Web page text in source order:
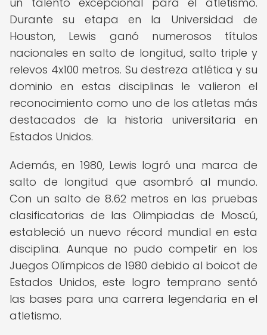
Durante su etapa en la Universidad de
Houston, Lewis ganó numerosos títulos
nacionales en salto de longitud, salto triple y
relevos 4x100 metros. Su destreza atlética y su
dominio en estas disciplinas le valieron el
reconocimiento como uno de los atletas más
destacados de la historia universitaria en
Estados Unidos.
Además, en 1980, Lewis logró una marca de
salto de longitud que asombró al mundo.
Con un salto de 8.62 metros en las pruebas
clasificatorias de las Olimpiadas de Moscú,
estableció un nuevo récord mundial en esta
disciplina. Aunque no pudo competir en los
Juegos Olímpicos de 1980 debido al boicot de
Estados Unidos, este logro temprano sentó
las bases para una carrera legendaria en el
atletismo.